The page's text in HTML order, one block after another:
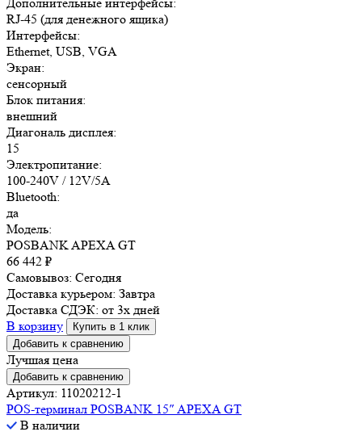
RJ-45 (для денежного ящика)
Интерфейсы:
Ethernet, USB, VGA
Экран:
сенсорный
Блок питания:
внешний
Диагональ дисплея:
15
Электропитание:
100-240V / 12V/5A
Bluetooth:
да
Модель:
POSBANK APEXA GT
66 442 ₽
Самовывоз: Сегодня
Доставка курьером: Завтра
Доставка СДЭК: от 3х дней
В корзину
Купить в 1 клик
Добавить к сравнению
Лучшая цена
Добавить к сравнению
Артикул: 11020212-1
POS-терминал POSBANK 15″ APEXA GT
В наличии